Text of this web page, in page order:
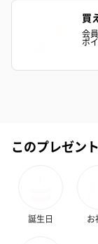
スイーツ
買
会
ポ
このプレゼン
誕生日 お